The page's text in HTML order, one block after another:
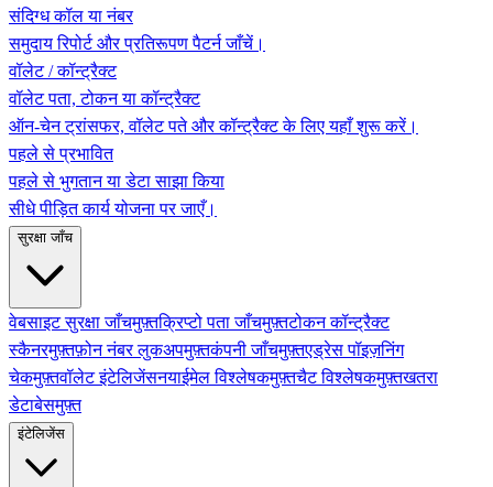
संदिग्ध कॉल या नंबर
समुदाय रिपोर्ट और प्रतिरूपण पैटर्न जाँचें।
वॉलेट / कॉन्ट्रैक्ट
वॉलेट पता, टोकन या कॉन्ट्रैक्ट
ऑन-चेन ट्रांसफर, वॉलेट पते और कॉन्ट्रैक्ट के लिए यहाँ शुरू करें।
पहले से प्रभावित
पहले से भुगतान या डेटा साझा किया
सीधे पीड़ित कार्य योजना पर जाएँ।
सुरक्षा जाँच
वेबसाइट सुरक्षा जाँचमुफ़्तक्रिप्टो पता जाँचमुफ़्तटोकन कॉन्ट्रैक्ट
स्कैनरमुफ़्तफ़ोन नंबर लुकअपमुफ़्तकंपनी जाँचमुफ़्तएड्रेस पॉइज़निंग
चेकमुफ़्तवॉलेट इंटेलिजेंसनयाईमेल विश्लेषकमुफ़्तचैट विश्लेषकमुफ़्तखतरा
डेटाबेसमुफ़्त
इंटेलिजेंस